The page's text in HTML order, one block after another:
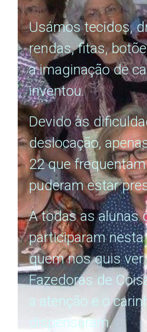
Usámos tecidos,
rendas, fitas,
a imaginação de
inventou.
Devido às
deslocação,
22 que
puderam estar
A todas as alunas
participaram nesta
quem nos quis ver
Fazedoras de
a atenção e o
dispensaram.